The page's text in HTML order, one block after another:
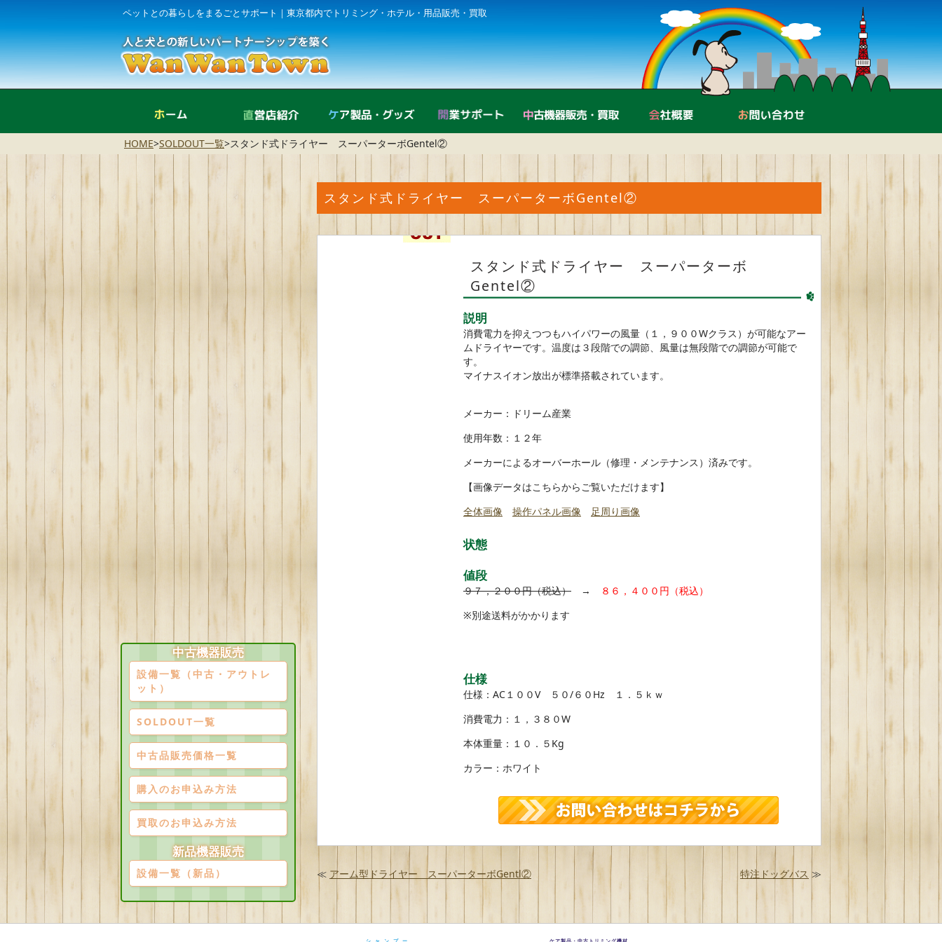
ペットとの暮らしをまるごとサポート｜東京都内でトリミング・ホテル・用品販売・買取
ホーム 直営店紹介 ケア製品・グッズ 開業サポート 中古機器販売・買取 会社概要
HOME>SOLDOUT一覧>スタンド式ドライヤー スーパーターボGentel②
スタンド式ドライヤー スーパーターボGentel②
スタンド式ドライヤー スーパーターボ
Gentel②
説明
消費電力を抑えつつもハイパワーの風量（１，９００Wクラス）が可能なアー
ムドライヤーです。温度は３段階での調節、風量は無段階での調節が可能で
す。
マイナスイオン放出が標準搭載されています。
メーカー：ドリーム産業
使用年数：１２年
メーカーによるオーバーホール（修理・メンテナンス）済みです。
【画像データはこちらからご覧いただけます】
全体画像
操作パネル画像 足周り画像
状態
値段
９７，２００円（税込） →
８６，４００円（税込）
※別途送料がかかります
仕様
仕様：AC１００V ５０/６０Hz １．５ｋｗ
消費電力：１，３８０W
本体重量：１０．５Kg
カラー：ホワイト
≪ アーム型ドライヤー スーパーターボGentl② 特注ドッグバス ≫
中古機器販売
設備一覧（中古・アウトレ
ット）
SOLDOUT一覧
中古品販売価格一覧
購入のお申込み方法
買取のお申込み方法
新品機器販売
設備一覧（新品）